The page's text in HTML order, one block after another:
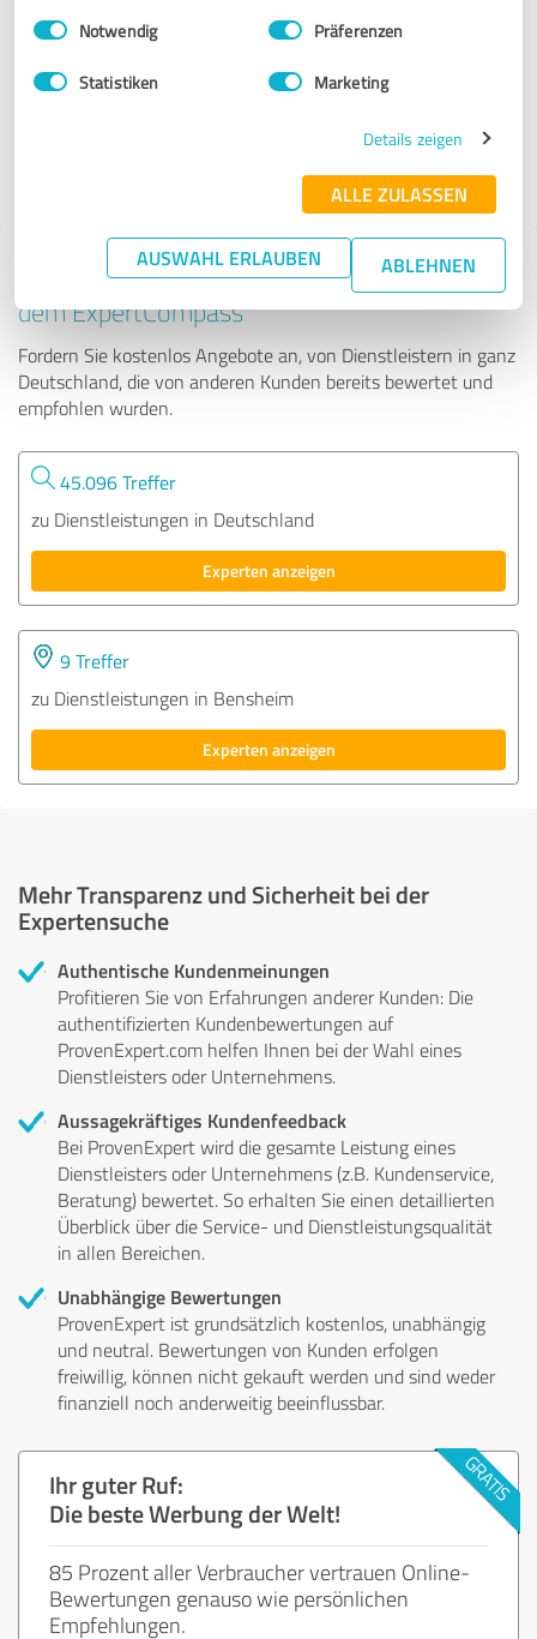
Impressum Datenschutzbestimmungen
Einwilligungsauswahl
Notwendig Präferenzen
Statistiken Marketing
Details zeigen
ALLE ZULASSEN
AUSWAHL ERLAUBEN ABLEHNEN
MEWA Cleanroom GmbH
Tipp: Die passenden Experten finden - mit
dem ExpertCompass
Fordern Sie kostenlos Angebote an, von Dienstleistern in ganz
Deutschland, die von anderen Kunden bereits bewertet und
empfohlen wurden.
45.096 Treffer
zu Dienstleistungen in Deutschland
Experten anzeigen
9 Treffer
zu Dienstleistungen in Bensheim
Experten anzeigen
Mehr Transparenz und Sicherheit bei der
Expertensuche
Authentische Kundenmeinungen
Profitieren Sie von Erfahrungen anderer Kunden: Die
authentifizierten Kundenbewertungen auf
ProvenExpert.com helfen Ihnen bei der Wahl eines
Dienstleisters oder Unternehmens.
Aussagekräftiges Kundenfeedback
Bei ProvenExpert wird die gesamte Leistung eines
Dienstleisters oder Unternehmens (z.B. Kundenservice,
Beratung) bewertet. So erhalten Sie einen detaillierten
Überblick über die Service- und Dienstleistungsqualität
in allen Bereichen.
Unabhängige Bewertungen
ProvenExpert ist grundsätzlich kostenlos, unabhängig
und neutral. Bewertungen von Kunden erfolgen
freiwillig, können nicht gekauft werden und sind weder
finanziell noch anderweitig beeinflussbar.
Ihr guter Ruf:
Die beste Werbung der Welt!
85 Prozent aller Verbraucher vertrauen Online-
Bewertungen genauso wie persönlichen
Empfehlungen.